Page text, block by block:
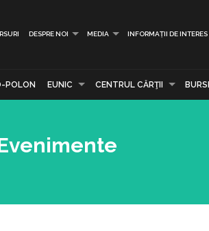
DESPRE NOI MEDIA INFORMAȚII DE
POLON EUNIC CENTRUL CĂRŢII